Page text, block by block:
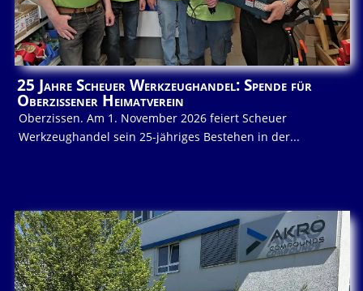
25 Jahre Scheuer Werkzeughandel: Spende für
Oberzissener Heimatverein
Oberzissen. Am 1. November 2026 feiert Scheuer
Werkzeughandel sein 25-jähriges Bestehen in der...